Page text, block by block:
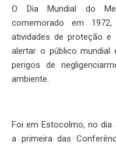
O Dia Mundial do
comemorado em
atividades de proteção
alertar o público
perigos de
ambiente.
Foi em Estocolmo, no dia
a primeira das